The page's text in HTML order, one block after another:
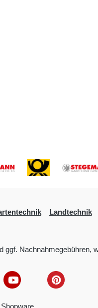
Landtechnik
ggf. Nachnahmegebühren,